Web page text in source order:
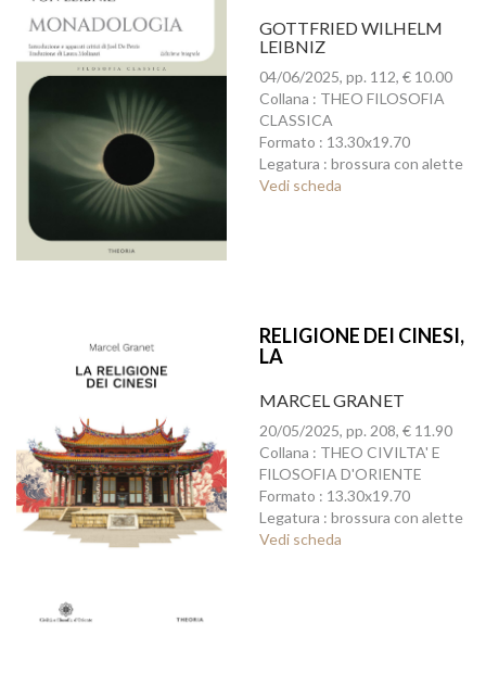
GOTTFRIED WILHELM
LEIBNIZ
04/06/2025, pp. 112, € 10.00
Collana : THEO FILOSOFIA
CLASSICA
Formato : 13.30x19.70
Legatura : brossura con alette
Vedi scheda
RELIGIONE DEI CINESI,
LA
MARCEL GRANET
20/05/2025, pp. 208, € 11.90
Collana : THEO CIVILTA' E
FILOSOFIA D'ORIENTE
Formato : 13.30x19.70
Legatura : brossura con alette
Vedi scheda